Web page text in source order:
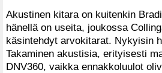
Akustinen kitara on kuitenkin
hänellä on useita, joukossa
käsintehdyt arvokitarat. Nykyisin
Takaminen akustisia, erityisesti
DNV360, vaikka ennakkoluulot